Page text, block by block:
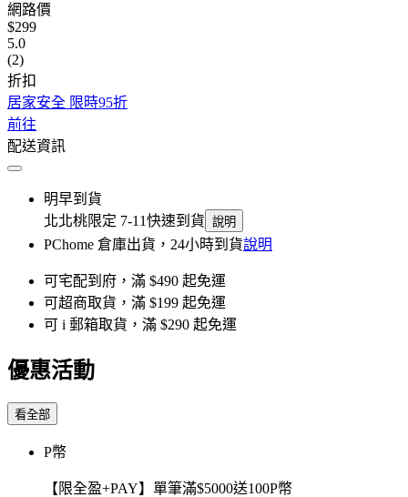
網路價
$299
5.0
(2)
折扣
居家安全 限時95折
前往
配送資訊
明早到貨
北北桃限定 7-11快速到貨 說明
PChome 倉庫出貨，24小時到貨說明
可宅配到府，滿 $490 起免運
可超商取貨，滿 $199 起免運
可 i 郵箱取貨，滿 $290 起免運
優惠活動
看全部
P幣
【限全盈+PAY】單筆滿$5000送100P幣